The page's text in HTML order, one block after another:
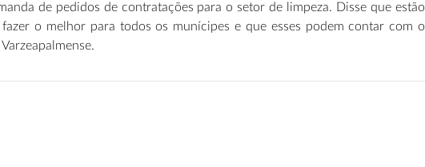
de pedidos de contratações para o setor de limpeza. Disse que estão
o melhor para todos os munícipes e que esses podem contar com o